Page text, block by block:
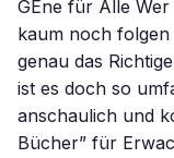
GEne für Alle
kaum noch
genau das
ist es doch so
anschaulich und
Bücher” für